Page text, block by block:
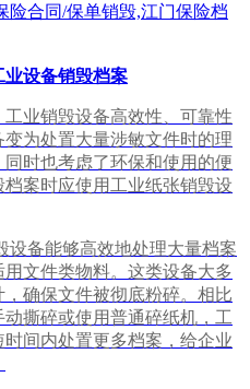
险合同/保单销毁,江门保险档
设备销毁档案
业销毁设备高效性、可靠性
为处置大量涉敏文件时的理
时也考虑了环保和使用的便
案时应使用工业纸张销毁设
设备能够高效地处理大量档案
文件类物料。这类设备大多
确保文件被彻底粉碎。相比
撕碎或使用普通碎纸机，工
间内处置更多档案，给企业